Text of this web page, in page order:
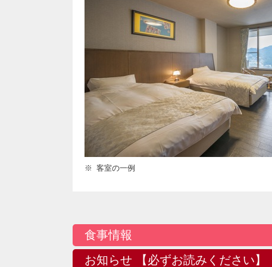
客室の一例
食事情報
お知らせ 【必ずお読みください】